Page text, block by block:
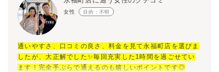
体験の時から全く動けなかった私でも、やる気や自信を失
わずに取り組めています。
自己流のダイエットより、身体の変化や体調の良さを早々
に実感し驚いています。
トレーニングの充実感、予約の取りやすさ、通いやすさも
大満足です！
女性 目的：不明
通いやすさ、口コミの良さ、料金を見て永福町店を選びま
したが、大正解でした✨毎回充実した1時間を過ごせてい
ます！完全手ぶらで通えるのも嬉しいポイントです◎